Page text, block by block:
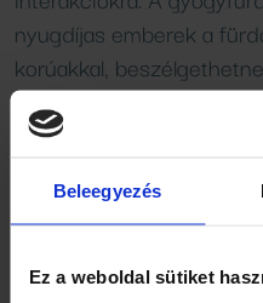
Beleegyezés
Ez a weboldal sütiket
nyugdíjas emberek a
korúakkal,
másfajta közösségi
jelent meg, kimutatta,
életminőségére.